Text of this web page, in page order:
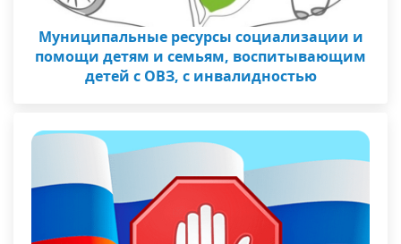
Муниципальные ресурсы социализации и
помощи детям и семьям, воспитывающим
детей с ОВЗ, с инвалидностью